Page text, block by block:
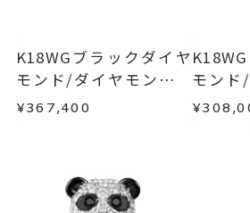
リング幅 最大
※ツメ部分 ブ
ング
ダイヤモンドリ
K18WGリング
アニマルリング
・在庫のご用意ができる場合：
内を目安に発送いたします。
・受注生産となる場合： 商品
目安日数を頂戴し、一から製作
※お急ぎの方はご注文前にお
い。事前に現在の納期状況を確
・受注生産の商品
・お客さまのお手元で傷や汚れ
・到着後ご連絡無く7日以上経
・刻印をお入れした商品
・販売期間が限定されている商
・過度な交換・返品を繰り返し
K18WGブラックダイヤ
モンド/ダイヤモンドリ
ング
¥367,400
モンド
ックレ